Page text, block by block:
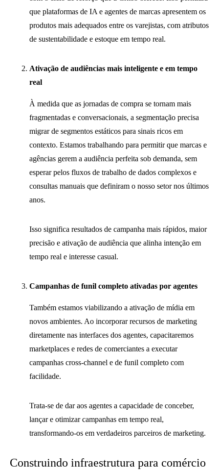
que plataformas de IA e agentes de marcas apresentem os
produtos mais adequados entre os varejistas, com atributos
de sustentabilidade e estoque em tempo real.
Ativação de audiências mais inteligente e em tempo
real
À medida que as jornadas de compra se tornam mais
fragmentadas e conversacionais, a segmentação precisa
migrar de segmentos estáticos para sinais ricos em
contexto. Estamos trabalhando para permitir que marcas e
agências gerem a audiência perfeita sob demanda, sem
esperar pelos fluxos de trabalho de dados complexos e
consultas manuais que definiram o nosso setor nos últimos
anos.
Isso significa resultados de campanha mais rápidos, maior
precisão e ativação de audiência que alinha intenção em
tempo real e interesse casual.
Campanhas de funil completo ativadas por agentes
Também estamos viabilizando a ativação de mídia em
novos ambientes. Ao incorporar recursos de marketing
diretamente nas interfaces dos agentes, capacitaremos
marketplaces e redes de comerciantes a executar
campanhas cross-channel e de funil completo com
facilidade.
Trata-se de dar aos agentes a capacidade de conceber,
lançar e otimizar campanhas em tempo real,
transformando-os em verdadeiros parceiros de marketing.
Construindo infraestrutura para comércio